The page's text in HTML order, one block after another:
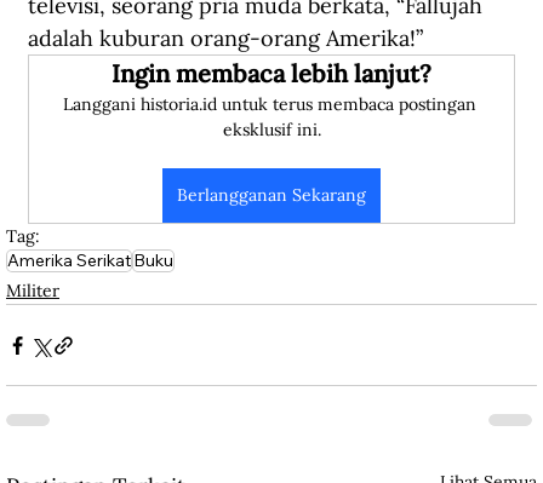
televisi, seorang pria muda berkata, “Fallujah
adalah kuburan orang-orang Amerika!”
Ingin membaca lebih lanjut?
Langgani historia.id untuk terus membaca postingan
eksklusif ini.
Berlangganan Sekarang
Tag:
Amerika SerikatBuku
Militer